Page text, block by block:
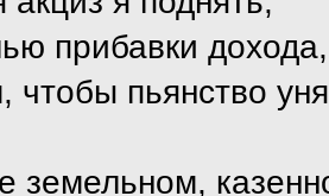
прибавки дохода,
чтобы пьянство
земельном,